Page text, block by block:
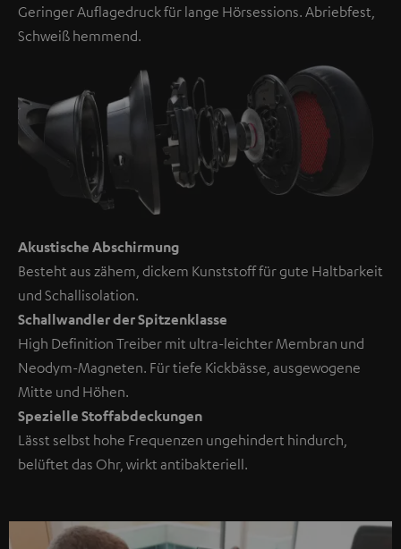
Geringer Auflagedruck für lange Hörsessions. Abriebfest,
Schweiß hemmend.
Akustische Abschirmung
Besteht aus zähem, dickem Kunststoff für gute Haltbarkeit
und Schallisolation.
Schallwandler der Spitzenklasse
High Definition Treiber mit ultra-leichter Membran und
Neodym-Magneten. Für tiefe Kickbässe, ausgewogene
Mitte und Höhen.
Spezielle Stoffabdeckungen
Lässt selbst hohe Frequenzen ungehindert hindurch,
belüftet das Ohr, wirkt antibakteriell.